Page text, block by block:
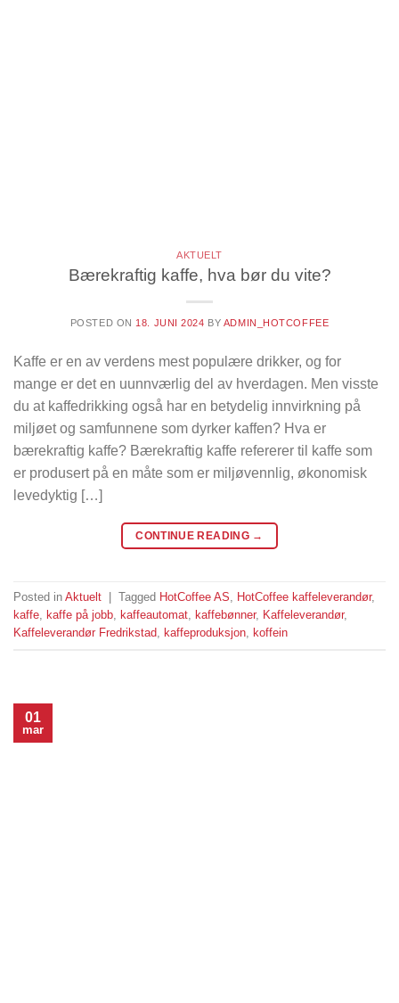
AKTUELT
Bærekraftig kaffe, hva bør du vite?
POSTED ON18. JUNI 2024 BY ADMIN_HOTCOFFEE
Kaffe er en av verdens mest populære drikker, og for
mange er det en uunnværlig del av hverdagen. Men visste
du at kaffedrikking også har en betydelig innvirkning på
miljøet og samfunnene som dyrker kaffen? Hva er
bærekraftig kaffe? Bærekraftig kaffe refererer til kaffe som
er produsert på en måte som er miljøvennlig, økonomisk
levedyktig […]
CONTINUE READING →
Posted in Aktuelt Tagged HotCoffee AS HotCoffee kaffeleverandør,
kaffe
kaffe på jobb kaffeautomat kaffebønner, Kaffeleverandør,
Kaffeleverandør Fredrikstad
kaffeproduksjon koffein
01
mar